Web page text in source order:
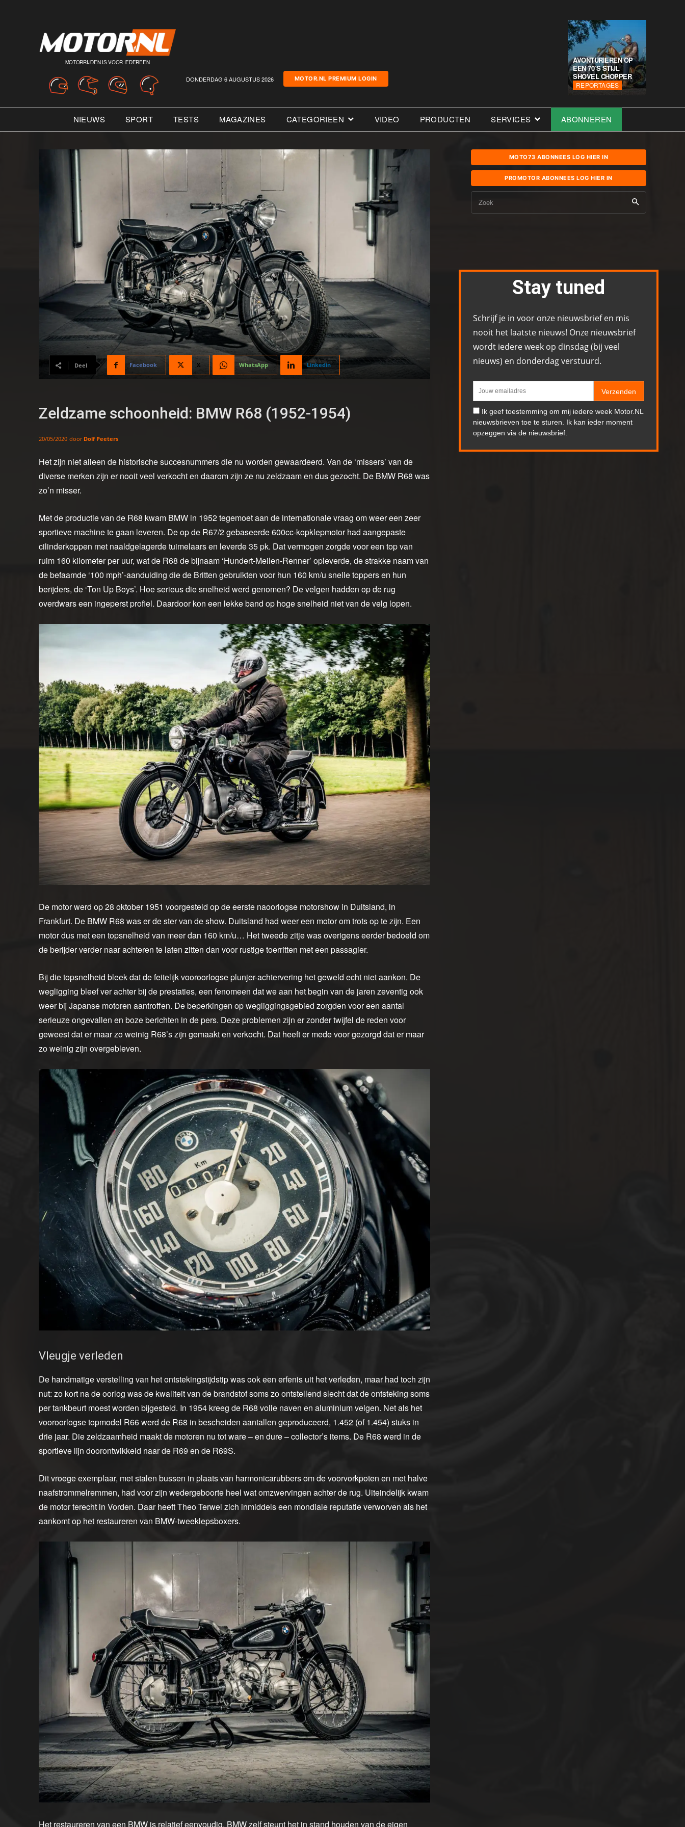
MOTORRIJDEN IS VOOR IEDEREEN
DONDERDAG 6 AUGUSTUS 2026 MOTOR.NL PREMIUM LOGIN
AVONTURIEREN OP
EEN 70’S STIJL
SHOVEL CHOPPER
REPORTAGES
NIEUWS SPORT TESTS MAGAZINES CATEGORIEEN VIDEO PRODUCTEN SERVICES ABONNEREN
Deel Facebook X WhatsApp Linkedin
Zeldzame schoonheid: BMW R68 (1952-1954)
20/05/2020 door Dolf Peeters
Het zijn niet alleen de historische succesnummers die nu worden gewaardeerd. Van de ‘missers’ van de
diverse merken zijn er nooit veel verkocht en daarom zijn ze nu zeldzaam en dus gezocht. De BMW R68 was
zo’n misser.
Met de productie van de R68 kwam BMW in 1952 tegemoet aan de internationale vraag om weer een zeer
sportieve machine te gaan leveren. De op de R67/2 gebaseerde 600cc-kopklepmotor had aangepaste
cilinderkoppen met naaldgelagerde tuimelaars en leverde 35 pk. Dat vermogen zorgde voor een top van
ruim 160 kilometer per uur, wat de R68 de bijnaam ‘Hundert-Meilen-Renner’ opleverde, de strakke naam van
de befaamde ‘100 mph’-aanduiding die de Britten gebruikten voor hun 160 km/u snelle toppers en hun
berijders, de ‘Ton Up Boys’. Hoe serieus die snelheid werd genomen? De velgen hadden op de rug
overdwars een ingeperst profiel. Daardoor kon een lekke band op hoge snelheid niet van de velg lopen.
De motor werd op 28 oktober 1951 voorgesteld op de eerste naoorlogse motorshow in Duitsland, in
Frankfurt. De BMW R68 was er de ster van de show. Duitsland had weer een motor om trots op te zijn. Een
motor dus met een topsnelheid van meer dan 160 km/u… Het tweede zitje was overigens eerder bedoeld om
de berijder verder naar achteren te laten zitten dan voor rustige toerritten met een passagier.
Bij die topsnelheid bleek dat de feitelijk vooroorlogse plunjer-achtervering het geweld echt niet aankon. De
wegligging bleef ver achter bij de prestaties, een fenomeen dat we aan het begin van de jaren zeventig ook
weer bij Japanse motoren aantroffen. De beperkingen op wegliggingsgebied zorgden voor een aantal
serieuze ongevallen en boze berichten in de pers. Deze problemen zijn er zonder twijfel de reden voor
geweest dat er maar zo weinig R68’s zijn gemaakt en verkocht. Dat heeft er mede voor gezorgd dat er maar
zo weinig zijn overgebleven.
Vleugje verleden
De handmatige verstelling van het ontstekingstijdstip was ook een erfenis uit het verleden, maar had toch zijn
nut: zo kort na de oorlog was de kwaliteit van de brandstof soms zo ontstellend slecht dat de ontsteking soms
per tankbeurt moest worden bijgesteld. In 1954 kreeg de R68 volle naven en aluminium velgen. Net als het
vooroorlogse topmodel R66 werd de R68 in bescheiden aantallen geproduceerd, 1.452 (of 1.454) stuks in
drie jaar. Die zeldzaamheid maakt de motoren nu tot ware – en dure – collector’s items. De R68 werd in de
sportieve lijn doorontwikkeld naar de R69 en de R69S.
Dit vroege exemplaar, met stalen bussen in plaats van harmonicarubbers om de voorvorkpoten en met halve
naafstrommelremmen, had voor zijn wedergeboorte heel wat omzwervingen achter de rug. Uiteindelijk kwam
de motor terecht in Vorden. Daar heeft Theo Terwel zich inmiddels een mondiale reputatie verworven als het
aankomt op het restaureren van BMW-tweeklepsboxers.
Het restaureren van een BMW is relatief eenvoudig. BMW zelf steunt het in stand houden van de eigen
MOTO73 ABONNEES LOG HIER IN
PROMOTOR ABONNEES LOG HIER IN
Zoek
Stay tuned
Schrijf je in voor onze nieuwsbrief en mis
nooit het laatste nieuws! Onze nieuwsbrief
wordt iedere week op dinsdag (bij veel
nieuws) en donderdag verstuurd.
Verzenden
Ik geef toestemming om mij iedere week Motor.NL
nieuwsbrieven toe te sturen. Ik kan ieder moment
opzeggen via de nieuwsbrief.